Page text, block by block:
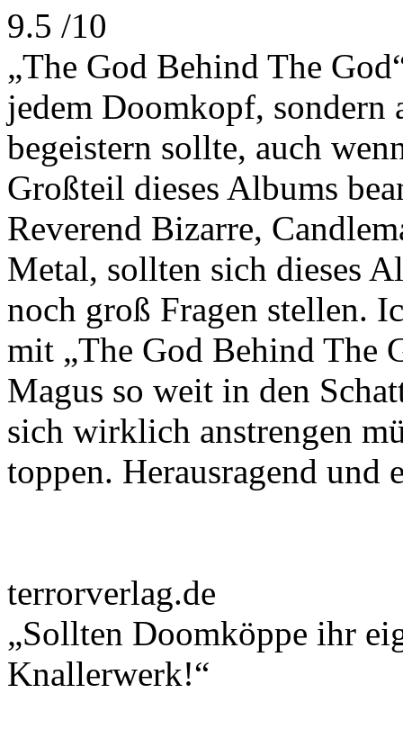
9.5 /10
„The God Behind The
jedem Doomkopf, sondern
begeistern sollte, auch
Großteil dieses Albums
Reverend Bizarre,
Metal, sollten sich dieses
noch groß Fragen stellen.
mit „The God Behind The
Magus so weit in den
sich wirklich anstrengen
toppen. Herausragend und
terrorverlag.de
„Sollten Doomköppe ihr
Knallerwerk!“